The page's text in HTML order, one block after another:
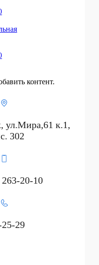
контент.
ул.Мира,61 к.1,
302
20-10
25-29